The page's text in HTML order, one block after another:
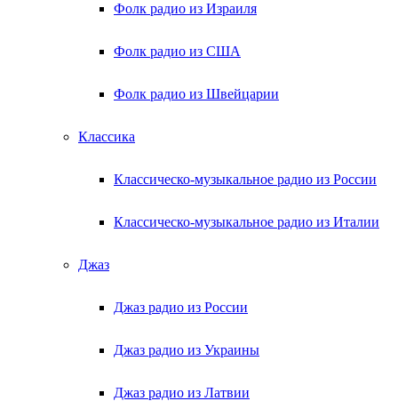
Фолк радио из Израиля
Фолк радио из США
Фолк радио из Швейцарии
Классика
Классическо-музыкальное радио из России
Классическо-музыкальное радио из Италии
Джаз
Джаз радио из России
Джаз радио из Украины
Джаз радио из Латвии